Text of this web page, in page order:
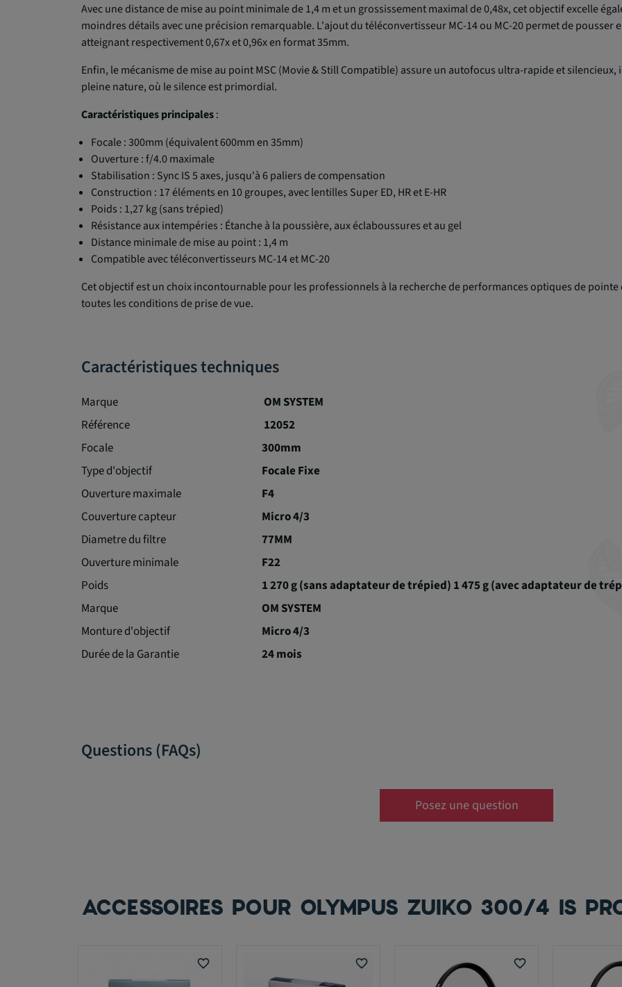
Avec une distance de mise au point minimale de 1,4 m et un grossissement maximal de 0,48x, cet objectif excelle
moindres détails avec une précision remarquable. L'ajout du téléconvertisseur MC-14 ou MC-20 permet de pousser
atteignant respectivement 0,67x et 0,96x en format 35mm.
Enfin, le mécanisme de mise au point MSC (Movie & Still Compatible) assure un autofocus ultra-rapide et
pleine nature, où le silence est primordial.
Caractéristiques principales:
Focale : 300mm (équivalent 600mm en 35mm)
Ouverture : f/4.0 maximale
Stabilisation : Sync IS 5 axes, jusqu'à 6 paliers de compensation
Construction : 17 éléments en 10 groupes, avec lentilles Super ED, HR et E-HR
Poids : 1,27 kg (sans trépied)
Résistance aux intempéries : Étanche à la poussière, aux éclaboussures et au gel
Distance minimale de mise au point : 1,4 m
Compatible avec téléconvertisseurs MC-14 et MC-20
Cet objectif est un choix incontournable pour les professionnels à la recherche de performances optiques de
toutes les conditions de prise de vue.
Caractéristiques techniques
Marque
OM SYSTEM
Référence
12052
Focale
300mm
Type d'objectif
Focale Fixe
Ouverture maximale
F4
Couverture capteur
Micro 4/3
Diametre du filtre
77MM
Ouverture minimale
F22
Poids
1 270 g (sans adaptateur de trépied) 1 475 g (avec adaptateur de
Marque
OM SYSTEM
Monture d'objectif
Micro 4/3
Durée de la Garantie
24 mois
Questions (FAQs)
Posez une question
ACCESSOIRES POUR OLYMPUS ZUIKO 300/4 IS
favorite_border favorite_border favorite_border